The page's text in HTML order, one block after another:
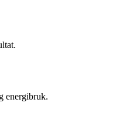
energibruk.